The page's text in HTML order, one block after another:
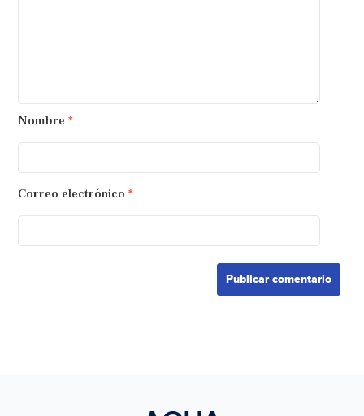
Nombre *
Correo electrónico *